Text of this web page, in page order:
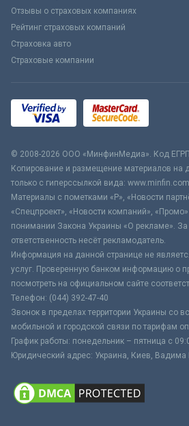
Отзывы о страховых компаниях
Рейтинг страховых компаний
Страховка авто
Страховые компании
© 2008-2026 ООО «МинфинМедиа». Код
Копирование и размещение материалов на
только с гиперссылкой вида:
Материалы с пометками «Р», «Новости
«Спецпроект», «Новости компаний»,
понимании Закона Украины «О рекламе».
ответственность несёт рекламодатель.
Информация на данной странице не
услуг. Проверенную банком информацию о
посмотреть на официальном сайте
Телефон: (044) 392-47-40
Звонок в пределах территории Украины со
мобильной и городской связи по тарифам
График работы: понедельник – пятница с
Юридический адрес: Украина, Киев, Вадима